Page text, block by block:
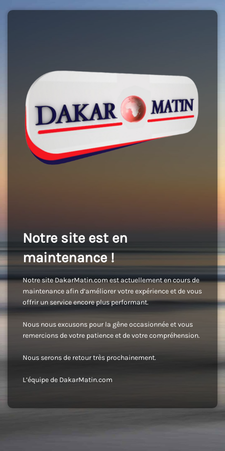
Notre site est en
maintenance !
Notre site DakarMatin.com est actuellement en cours de
maintenance afin d’améliorer votre expérience et de vous
offrir un service encore plus performant.
Nous nous excusons pour la gêne occasionnée et vous
remercions de votre patience et de votre compréhension.
Nous serons de retour très prochainement.
L’équipe de DakarMatin.com